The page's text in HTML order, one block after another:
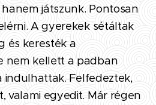
játszunk. Pontosan
A gyerekek sétáltak
és keresték a
nem kellett a padban
indulhattak. Felfedeztek,
valami egyedit. Már régen